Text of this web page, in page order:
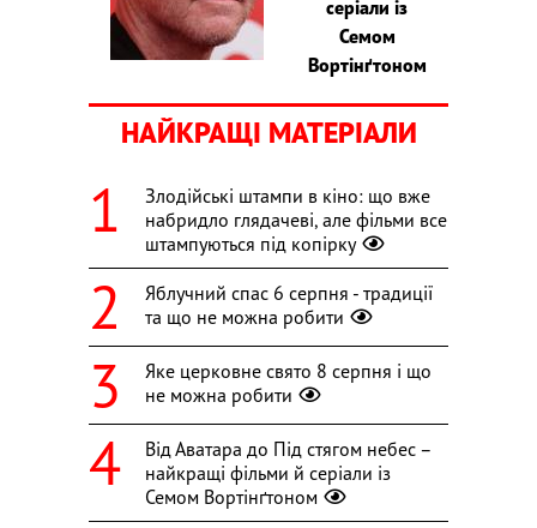
серіали із
Семом
Вортінґтоном
НАЙКРАЩІ МАТЕРІАЛИ
Злодійські штампи в кіно: що вже
набридло глядачеві, але фільми все
штампуються під копірку
Яблучний спас 6 серпня - традиції
та що не можна робити
Яке церковне свято 8 серпня і що
не можна робити
Від Аватара до Під стягом небес –
найкращі фільми й серіали із
Семом Вортінґтоном